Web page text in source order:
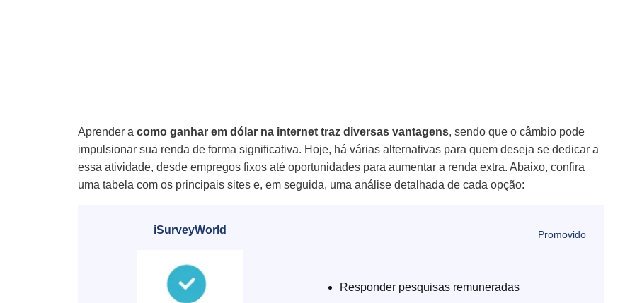
Aprender a como ganhar em dólar na internet traz diversas vantagens, sendo que o câmbio pode
impulsionar sua renda de forma significativa. Hoje, há várias alternativas para quem deseja se dedicar a
essa atividade, desde empregos fixos até oportunidades para aumentar a renda extra. Abaixo, confira
uma tabela com os principais sites e, em seguida, uma análise detalhada de cada opção:
iSurveyWorld
Responder pesquisas remuneradas